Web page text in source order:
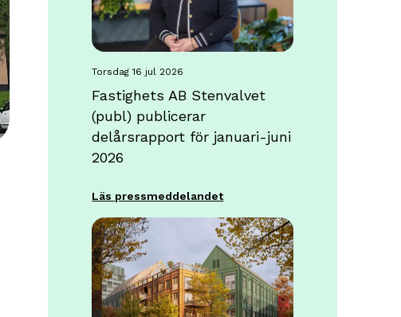
torsdag 16 jul 2026
Fastighets AB Stenvalvet
(publ) publicerar
delårsrapport för januari-juni
2026
Läs pressmeddelandet